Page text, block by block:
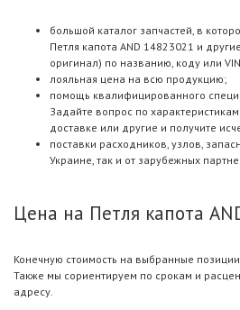
большой каталог запчастей, в
Петля капота AND 14823021 и
оригинал) по названию, коду или
лояльная цена на всю продукцию;
помощь квалифицированного
Задайте вопрос по
доставке или другие и получите
поставки расходников, узлов,
Украине, так и от зарубежных
Цена на Петля капота
Конечную стоимость на выбранные
Также мы сориентируем по срокам и
адресу.